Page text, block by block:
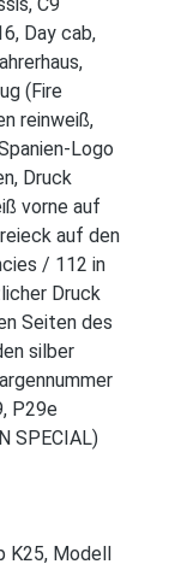
Day cab,
(Fire
reinweiß,
Logo
Druck
vorne auf
auf den
/ 112 in
Druck
Seiten des
silber
P29e
SPECIAL)
K25, Modell